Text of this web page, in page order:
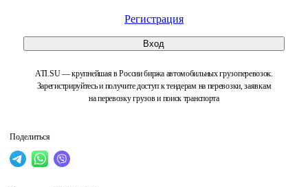
Регистрация
Вход
ATI.SU — крупнейшая в России биржа автомобильных грузоперевозок.
Зарегистрируйтесь и получите доступ к тендерам на перевозки, заявкам
на перевозку грузов и поиск транспорта
Поделиться